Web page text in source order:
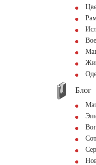
Блог